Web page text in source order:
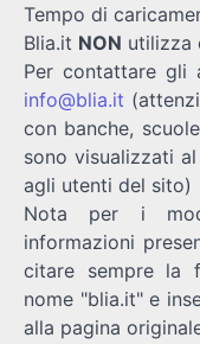
Tempo di
Blia.it NON utilizza
Per contattare gli
info@blia.it
con banche,
sono visualizzati
agli utenti del sito)
Nota per i
informazioni
citare sempre la
nome "blia.it" e
alla pagina